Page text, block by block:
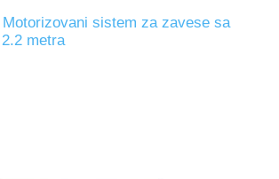
sistem za zavese sa
metra